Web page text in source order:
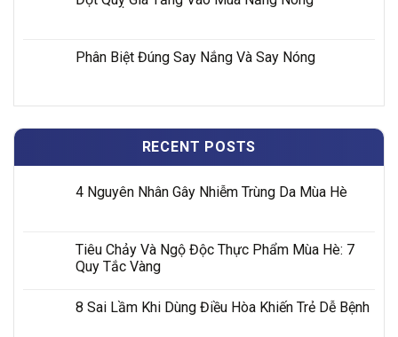
Phân Biệt Đúng Say Nắng Và Say Nóng
RECENT POSTS
4 Nguyên Nhân Gây Nhiễm Trùng Da Mùa Hè
Tiêu Chảy Và Ngộ Độc Thực Phẩm Mùa Hè: 7
Quy Tắc Vàng
8 Sai Lầm Khi Dùng Điều Hòa Khiến Trẻ Dễ Bệnh